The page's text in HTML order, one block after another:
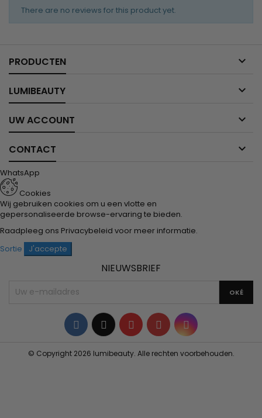
There are no reviews for this product yet.
PRODUCTEN 
LUMIBEAUTY 
UW ACCOUNT 
CONTACT 
WhatsApp
Cookies
Wij gebruiken cookies om u een vlotte en
gepersonaliseerde browse-ervaring te bieden.
Raadpleeg ons Privacybeleid voor meer informatie.
Sortie
J'accepte
NIEUWSBRIEF
Facebook
TwitterYouTubePinterestInstagram
© Copyright 2026 lumibeauty. Alle rechten voorbehouden.